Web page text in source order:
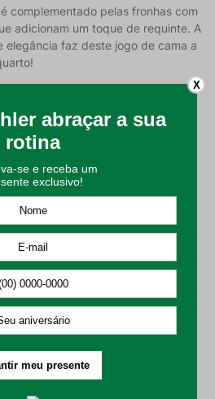
complementado pelas fronhas com
adicionam um toque de requinte. A
elegância faz deste jogo de cama a
conforto e maciez;
King.
produto antes de utilizar;
da máquina, com temperatura
a seco;
(máx. 60C);
máxima de 150C.
1 (um) sobre lençol de 270cm x
x 203cm x 40cm e 2 (duas)
X